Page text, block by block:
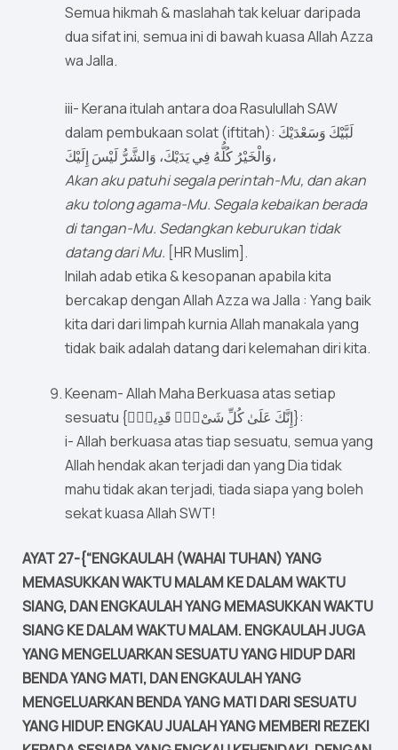
Semua hikmah & maslahah tak keluar daripada
dua sifat ini, semua ini di bawah kuasa Allah Azza
wa Jalla.
iii- Kerana itulah antara doa Rasulullah SAW
dalam pembukaan solat (iftitah): لَبَّيْكَ وَسَعْدَيْكَ
وَالْخَيْرُ كُلُّهُ فِي يَدَيْكَ، وَالشَّرُّ لَيْسَ إِلَيْكَ،
Akan aku patuhi segala perintah-Mu, dan akan
aku tolong agama-Mu. Segala kebaikan berada
di tangan-Mu. Sedangkan keburukan tidak
datang dari Mu. [HR Muslim].
Inilah adab etika & kesopanan apabila kita
bercakap dengan Allah Azza wa Jalla : Yang baik
kita dari dari limpah kurnia Allah manakala yang
tidak baik adalah datang dari kelemahan diri kita.
Keenam- Allah Maha Berkuasa atas setiap
sesuatu {إِنَّكَ عَلَىٰ كُلِّ شَىْءٍۢ قَدِيرٌۭ}:
i- Allah berkuasa atas tiap sesuatu, semua yang
Allah hendak akan terjadi dan yang Dia tidak
mahu tidak akan terjadi, tiada siapa yang boleh
sekat kuasa Allah SWT!
AYAT 27-{“ENGKAULAH (WAHAI TUHAN) YANG
MEMASUKKAN WAKTU MALAM KE DALAM WAKTU
SIANG, DAN ENGKAULAH YANG MEMASUKKAN WAKTU
SIANG KE DALAM WAKTU MALAM. ENGKAULAH JUGA
YANG MENGELUARKAN SESUATU YANG HIDUP DARI
BENDA YANG MATI, DAN ENGKAULAH YANG
MENGELUARKAN BENDA YANG MATI DARI SESUATU
YANG HIDUP. ENGKAU JUALAH YANG MEMBERI REZEKI